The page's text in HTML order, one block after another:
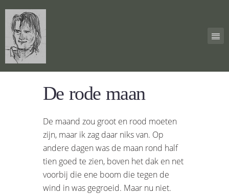
De rode maan
De maand zou groot en rood moeten
zijn, maar ik zag daar niks van. Op
andere dagen was de maan rond half
tien goed te zien, boven het dak en net
voorbij die ene boom die tegen de
wind in was gegroeid. Maar nu niet.